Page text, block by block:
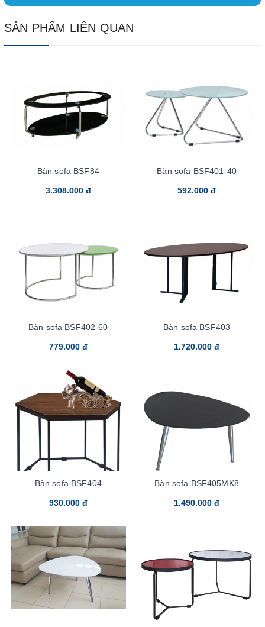
SẢN PHẨM LIÊN QUAN
Bàn sofa BSF84
3.308.000 đ
Bàn sofa BSF401-40
592.000 đ
Bàn sofa BSF402-60
779.000 đ
Bàn sofa BSF403
1.720.000 đ
Bàn sofa BSF404
930.000 đ
Bàn sofa BSF405MK8
1.490.000 đ